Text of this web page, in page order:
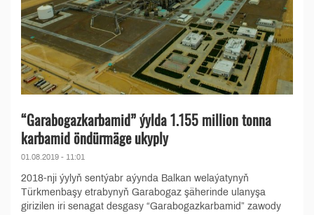
“Garabogazkarbamid” ýylda 1.155 million tonna
karbamid öndürmäge ukyply
01.08.2019 - 11:01
2018-nji ýylyň sentýabr aýynda Balkan welaýatynyň
Türkmenbaşy etrabynyň Garabogaz şäherinde ulanyşa
girizilen iri senagat desgasy “Garabogazkarbamid” zawody